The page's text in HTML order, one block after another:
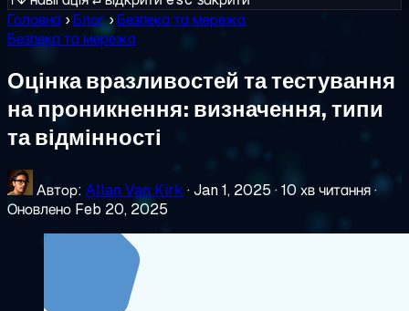
Головна ›Блог›Безпека та мережа
Безпека та мережа
Оцінка вразливостей та тестування
на проникнення: визначення, типи
та відмінності
Автор: Allan Van Kirk ·Jan 1, 2025 ·10 хв читання·
Оновлено Feb 20, 2025